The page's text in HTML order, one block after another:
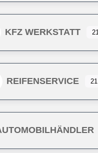
KFZ WERKSTATT 21
REIFENSERVICE 21